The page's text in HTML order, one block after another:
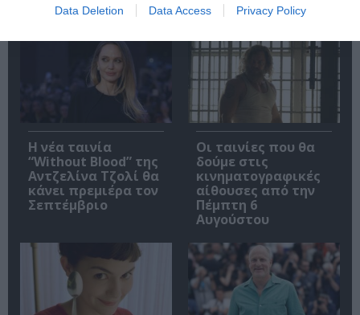
Data Deletion Data Access Privacy Policy
Σχετικά Άρθρα
Η νέα ταινία
“Without Blood” της
Αντζελίνα Τζολί θα
κάνει πρεμιέρα τον
Σεπτέμβριο
Οι ταινίες που θα
δούμε στις
κινηματογραφικές
αίθουσες από την
Πέμπτη 6
Αυγούστου